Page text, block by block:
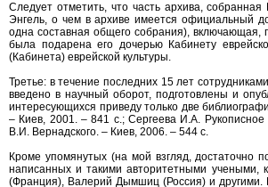
Следует отметить, что часть архива,
Энгель, о чем в архиве имеется официальный
одна составная общего собрания), включающая,
была подарена его дочерью Кабинету
(Кабинета) еврейской культуры.
Третье: в течение последних 15 лет
введено в научный оборот, подготовлены и
интересующихся приведу только две
– Киев, 2001. – 841 с.; Сергеева И.А.
В.И. Вернадского. – Киев, 2006. – 544 с.
Кроме упомянутых (на мой взгляд, достаточно
написанных и такими авторитетными
(Франция), Валерий Дымшиц (Россия) и другими.